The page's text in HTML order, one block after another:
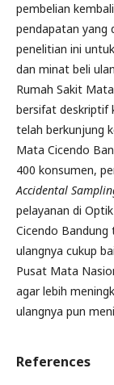
pembelian
pendapatan yang
penelitian ini
dan minat beli
Rumah Sakit
bersifat deskriptif
telah berkunjung
Mata Cicendo
400 konsumen,
Accidental
pelayanan di
Cicendo Bandung
ulangnya cukup
Pusat Mata
agar lebih
ulangnya pun
References